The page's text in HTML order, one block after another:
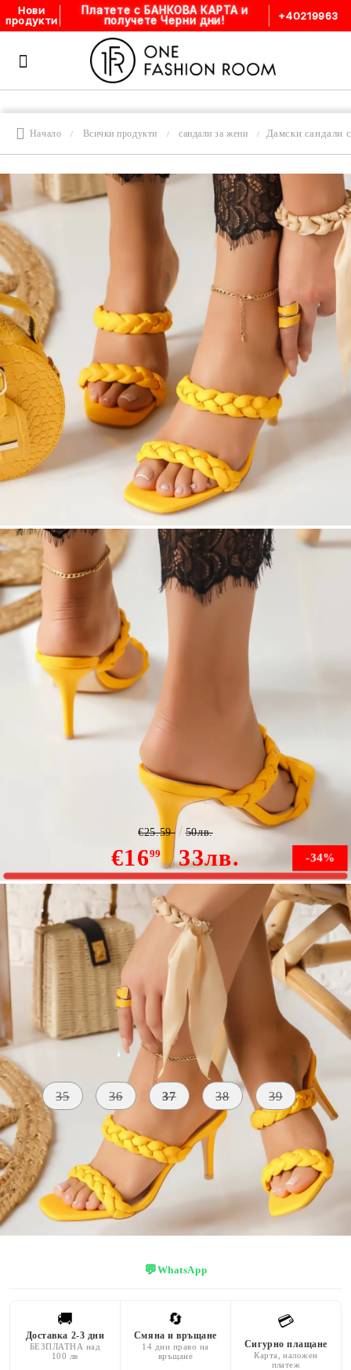
Нови
продукти
Платете с БАНКОВА КАРТА и
получете Черни дни! +40219963
Начало Всички продукти сандали за жени Дамски сандали
Дамски сандали с ток Aaron Gбелиne #4473M
-34%
€1699 33лв.
€25.59 50лв.
Няма наличност
Размер на обувки: Таблица с размери
35 36 37 38 39
ЦВЯТ
жълт
МАТЕРИАЛ
Екологична
кожа
ПЕТА
9 CM
Уведомете ме, когато е налично
💬WhatsApp
🚚
Доставка 2-3 дни
БЕЗПЛАТНА над
100 лв
🔄
Смяна и връщане
14 дни право на
връщане
💳
Сигурно плащане
Карта, наложен
платеж